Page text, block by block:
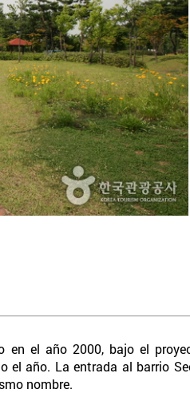
en el año 2000, bajo el
año. La entrada al barrio
nombre.